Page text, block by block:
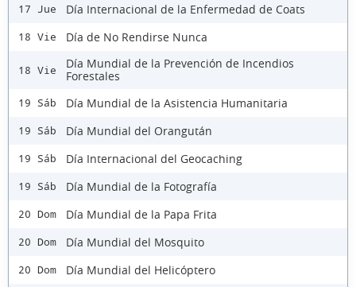
17 Jue Día Internacional de la Enfermedad de Coats
18 Vie Día de No Rendirse Nunca
18 Vie
Día Mundial de la Prevención de Incendios
Forestales
19 Sáb Día Mundial de la Asistencia Humanitaria
19 Sáb Día Mundial del Orangután
19 Sáb Día Internacional del Geocaching
19 Sáb Día Mundial de la Fotografía
20 Dom Día Mundial de la Papa Frita
20 Dom Día Mundial del Mosquito
20 Dom Día Mundial del Helicóptero